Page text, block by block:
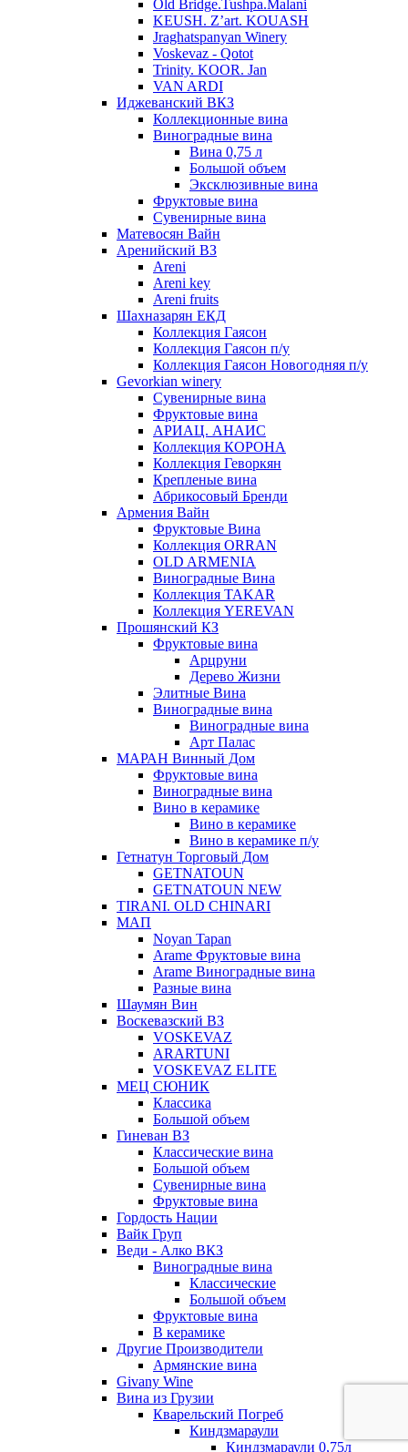
Old Bridge.Tushpa.Malani
KEUSH. Z’art. KOUASH
Jraghatspanyan Winery
Voskevaz - Qotot
Trinity. KOOR. Jan
VAN ARDI
Иджеванский ВКЗ
Коллекционные вина
Виноградные вина
Вина 0,75 л
Большой объем
Эксклюзивные вина
Фруктовые вина
Cувенирные вина
Матевосян Вайн
Аренийский ВЗ
Areni
Areni key
Areni fruits
Шахназарян ЕКД
Коллекция Гаясон
Коллекция Гаясон п/у
Коллекция Гаясон Новогодняя п/у
Gevorkian winery
Сувенирные вина
Фруктовые вина
АРИАЦ. АНАИС
Коллекция КОРОНА
Коллекция Геворкян
Крепленые вина
Абрикосовый Бренди
Армения Вайн
Фруктовые Вина
Коллекция ORRAN
OLD ARMENIA
Виноградные Вина
Коллекция TAKAR
Коллекция YEREVAN
Прошянский КЗ
Фруктовые вина
Арцруни
Дерево Жизни
Элитные Вина
Виноградные вина
Виноградные вина
Арт Палас
МАРАН Винный Дом
Фруктовые вина
Виноградные вина
Вино в керамике
Вино в керамике
Вино в керамике п/у
Гетнатун Торговый Дом
GETNATOUN
GETNATOUN NEW
TIRANI. OLD CHINARI
МАП
Noyan Tapan
Arame Фруктовые вина
Arame Виноградные вина
Разные вина
Шаумян Вин
Воскевазский ВЗ
VOSKEVAZ
ARARTUNI
VOSKEVAZ ELITE
МЕЦ СЮНИК
Классика
Большой объем
Гиневан ВЗ
Классические вина
Большой объем
Сувенирные вина
Фруктовые вина
Гордость Нации
Вайк Груп
Веди - Алко ВКЗ
Виноградные вина
Классические
Большой объем
Фруктовые вина
В керамике
Другие Производители
Армянские вина
Givany Wine
Вина из Грузии
Кварельский Погреб
Киндзмараули
Киндзмараули 0,75л